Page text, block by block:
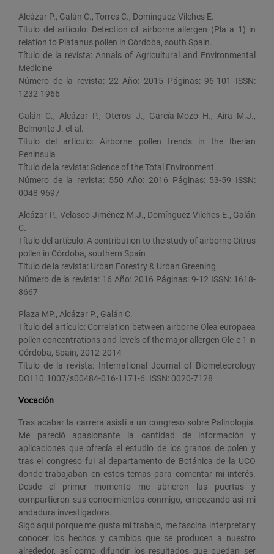
Alcázar P., Galán C., Torres C., Domínguez-Vilches E.
Título del artículo: Detection of airborne allergen (Pla a 1) in
relation to Platanus pollen in Córdoba, south Spain.
Título de la revista: Annals of Agricultural and Environmental
Medicine
Número de la revista: 22 Año: 2015 Páginas: 96-101 ISSN:
1232-1966
Galán C., Alcázar P., Oteros J., García-Mozo H., Aira M.J.,
Belmonte J. et al.
Título del artículo: Airborne pollen trends in the Iberian
Peninsula
Título de la revista: Science of the Total Environment
Número de la revista: 550 Año: 2016 Páginas: 53-59 ISSN:
0048-9697
Alcázar P., Velasco-Jiménez M.J., Domínguez-Vilches E., Galán
C.
Título del artículo: A contribution to the study of airborne Citrus
pollen in Córdoba, southern Spain
Título de la revista: Urban Forestry & Urban Greening
Número de la revista: 16 Año: 2016 Páginas: 9-12 ISSN: 1618-
8667
Plaza MP., Alcázar P., Galán C.
Título del artículo: Correlation between airborne Olea europaea
pollen concentrations and levels of the major allergen Ole e 1 in
Córdoba, Spain, 2012-2014
Título de la revista: International Journal of Biometeorology
DOI 10.1007/s00484-016-1171-6. ISSN: 0020-7128
Vocación
Tras acabar la carrera asistí a un congreso sobre Palinología.
Me pareció apasionante la cantidad de información y
aplicaciones que ofrecía el estudio de los granos de polen y
tras el congreso fui al departamento de Botánica de la UCO
donde trabajaban en estos temas para comentar mi interés.
Desde el primer momento me abrieron las puertas y
compartieron sus conocimientos conmigo, empezando así mi
andadura investigadora.
Sigo aquí porque me gusta mi trabajo, me fascina interpretar y
conocer los hechos y cambios que se producen a nuestro
alrededor, así como difundir los resultados que puedan ser